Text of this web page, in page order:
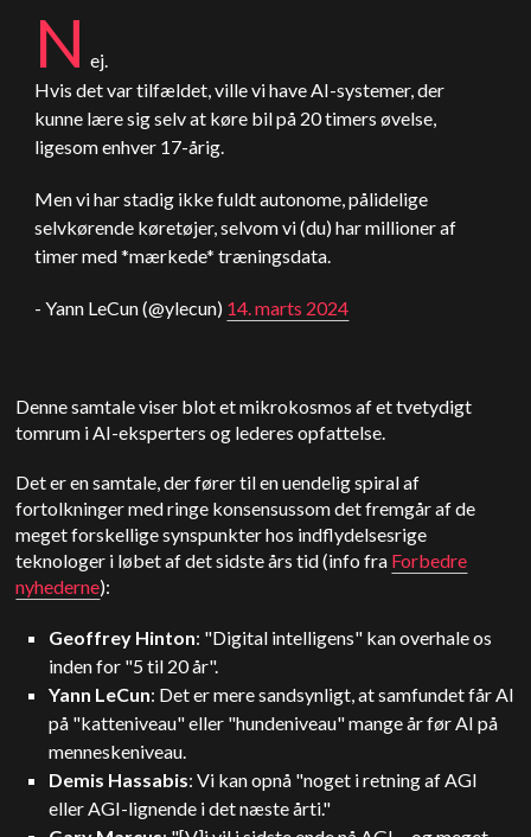
N ej.
Hvis det var tilfældet, ville vi have AI-systemer, der
kunne lære sig selv at køre bil på 20 timers øvelse,
ligesom enhver 17-årig.
Men vi har stadig ikke fuldt autonome, pålidelige
selvkørende køretøjer, selvom vi (du) har millioner af
timer med *mærkede* træningsdata.
- Yann LeCun (@ylecun) 14. marts 2024
Denne samtale viser blot et mikrokosmos af et tvetydigt
tomrum i AI-eksperters og lederes opfattelse.
Det er en samtale, derfører til en uendelig spiral af
fortolkninger med ringe konsensussom det fremgår af de
meget forskellige synspunkter hos indflydelsesrige
teknologer i løbet af det sidste års tid (info fra Forbedre
nyhederne):
Geoffrey Hinton: "Digital intelligens" kan overhale os
inden for "5 til 20 år".
Yann LeCun: Det er mere sandsynligt, at samfundet får AI
på "katteniveau" eller "hundeniveau" mange år før AI på
menneskeniveau.
Demis Hassabis: Vi kan opnå "noget i retning af AGI
eller AGI-lignende i det næste årti."